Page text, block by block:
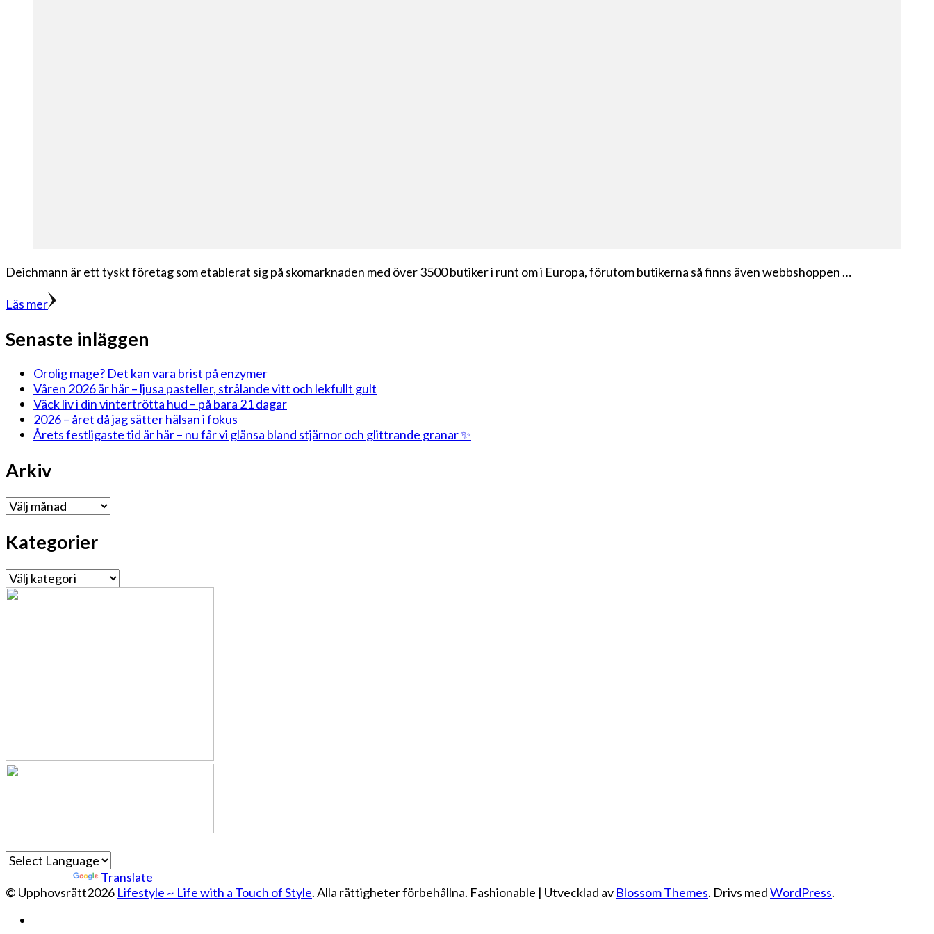
Deichmann är ett tyskt företag som etablerat sig på skomarknaden med över 3500 butiker i runt om i Europa, förutom butikerna så finns även webbshoppen …
Läs mer
Senaste inläggen
Orolig mage? Det kan vara brist på enzymer
Våren 2026 är här – ljusa pasteller, strålande vitt och lekfullt gult
Väck liv i din vintertrötta hud – på bara 21 dagar
2026 – året då jag sätter hälsan i fokus
Årets festligaste tid är här – nu får vi glänsa bland stjärnor och glittrande granar ✨
Arkiv
Arkiv
Kategorier
Kategorier
Translate
© Upphovsrätt2026 Lifestyle ~ Life with a Touch of Style. Alla rättigheter förbehållna. Fashionable | Utvecklad av Blossom Themes. Drivs medWordPress.